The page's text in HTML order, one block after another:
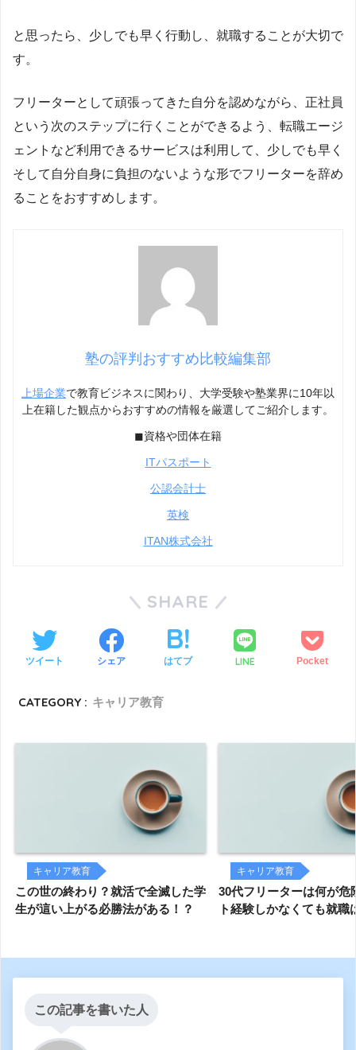
と思ったら、少しでも早く行動し、就職することが大切で
す。
フリーターとして頑張ってきた自分を認めながら、正社員
という次のステップに行くことができるよう、転職エージ
ェントなど利用できるサービスは利用して、少しでも早く
そして自分自身に負担のないような形でフリーターを辞め
ることをおすすめします。
塾の評判おすすめ比較編集部
上場企業で教育ビジネスに関わり、大学受験や塾業界に10年以
上在籍した観点からおすすめの情報を厳選してご紹介します。
◼︎資格や団体在籍
ITパスポート
公認会計士
英検
ITAN株式会社
SHARE
ツイート シェア はてブ LINE Pocket
CATEGORY : キャリア教育
キャリア教育
この世の終わり？就活で全滅した学
生が這い上がる必勝法がある！？
キャリア教育
30代フリーターは何が危
ト経験しかなくても就職
この記事を書いた人